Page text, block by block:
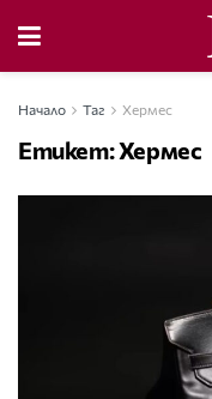
Начало Таг Хермес
Етикет:Хермес